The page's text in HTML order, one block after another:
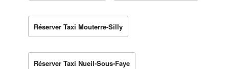
Réserver Taxi Mouterre-Silly
Réserver Taxi Nueil-Sous-Faye